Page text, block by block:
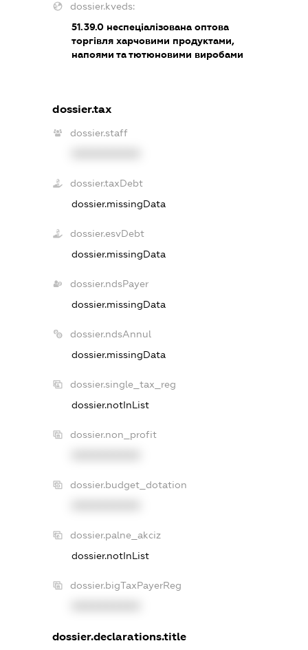
dossier.kveds:
51.39.0 неспеціалізована оптова
торгівля харчовими продуктами,
напоями та тютюновими виробами
dossier.tax
dossier.staff
dossier.taxDebt
dossier.missingData
dossier.esvDebt
dossier.missingData
dossier.ndsPayer
dossier.missingData
dossier.ndsAnnul
dossier.missingData
dossier.single_tax_reg
dossier.notInList
dossier.non_profit
dossier.budget_dotation
dossier.palne_akciz
dossier.notInList
dossier.bigTaxPayerReg
dossier.declarations.title